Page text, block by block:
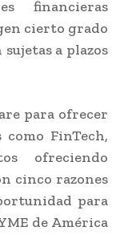
financieras
cierto grado
a plazos
para ofrecer
FinTech,
ofreciendo
cinco razones
para
de América